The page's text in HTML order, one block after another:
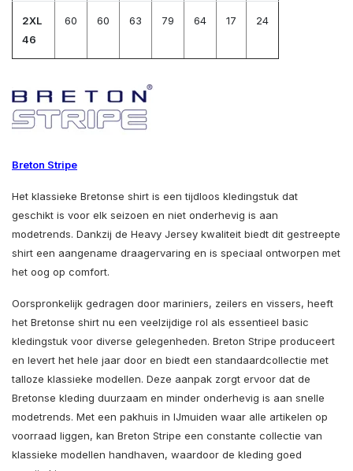
2XL
46
60 60 63 79 64 17 24
Breton Stripe
Het klassieke Bretonse shirt is een tijdloos kledingstuk dat
geschikt is voor elk seizoen en niet onderhevig is aan
modetrends. Dankzij de Heavy Jersey kwaliteit biedt dit gestreepte
shirt een aangename draagervaring en is speciaal ontworpen met
het oog op comfort.
Oorspronkelijk gedragen door mariniers, zeilers en vissers, heeft
het Bretonse shirt nu een veelzijdige rol als essentieel basic
kledingstuk voor diverse gelegenheden. Breton Stripe produceert
en levert het hele jaar door en biedt een standaardcollectie met
talloze klassieke modellen. Deze aanpak zorgt ervoor dat de
Bretonse kleding duurzaam en minder onderhevig is aan snelle
modetrends. Met een pakhuis in IJmuiden waar alle artikelen op
voorraad liggen, kan Breton Stripe een constante collectie van
klassieke modellen handhaven, waardoor de kleding goed